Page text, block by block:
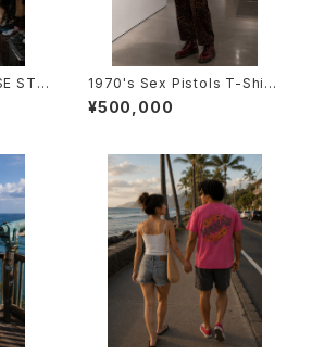
STA
年代
1970's Sex Pistols T-Shirt
s （Seditionaries）-1970年
代 セディショナリーズセックス・
¥500,000